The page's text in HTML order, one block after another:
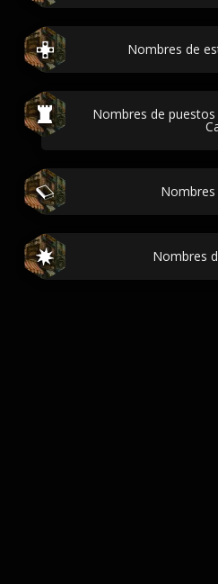
Nombres de
Nombres de puestos
Nombres
Nombres